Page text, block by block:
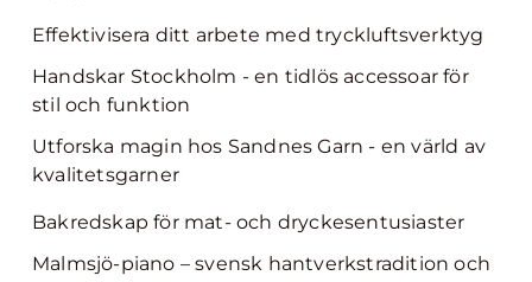
Effektivisera ditt arbete med tryckluftsverktyg
Handskar Stockholm - en tidlös accessoar för
stil och funktion
Utforska magin hos Sandnes Garn - en värld av
kvalitetsgarner
Bakredskap för mat- och dryckesentusiaster
Malmsjö-piano – svensk hantverkstradition och